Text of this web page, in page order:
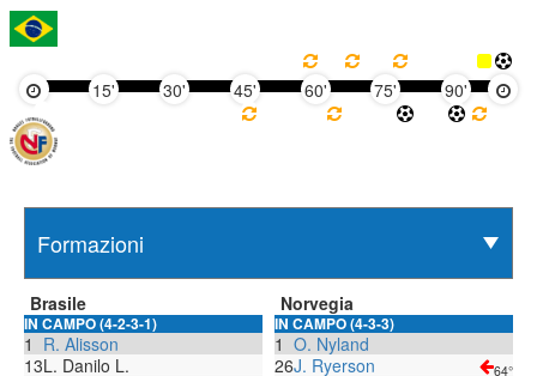
15' 30' 45' 60' 75' 90'
Brasile
IN CAMPO (4-2-3-1)
1 R. Alisson
13L. Danilo L.
Norvegia
IN CAMPO (4-3-3)
1 O. Nyland
26J. Ryerson 64°